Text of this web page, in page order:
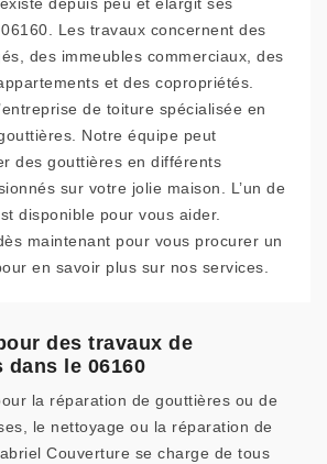
depuis peu et élargit ses
Les travaux concernent des
des immeubles commerciaux, des
et des copropriétés.
de toiture spécialisée en
Notre équipe peut
des gouttières en différents
sur votre jolie maison. L’un de
disponible pour vous aider.
maintenant pour vous procurer un
en savoir plus sur nos services.
des travaux de
le 06160
la réparation de gouttières ou de
le nettoyage ou la réparation de
Couverture se charge de tous